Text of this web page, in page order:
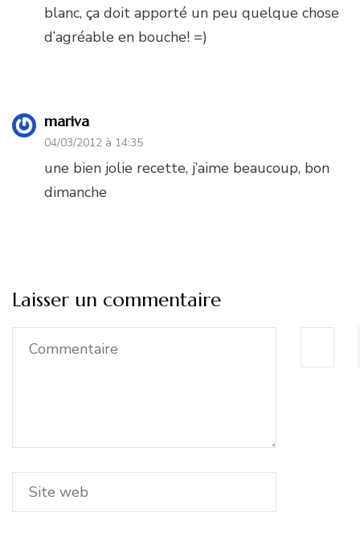
blanc, ça doit apporté un peu quelque chose
d’agréable en bouche! =)
mariva
04/03/2012 à 14:35
une bien jolie recette, j’aime beaucoup, bon
dimanche
Laisser un commentaire